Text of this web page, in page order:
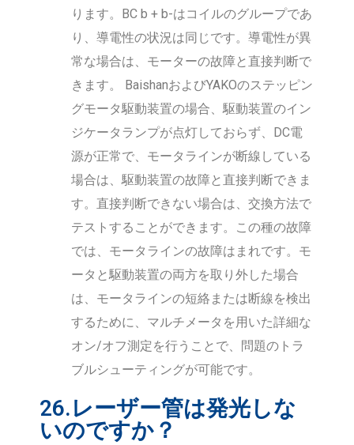
ります。BC b + b-はコイルのグループであ
り、導電性の状況は同じです。導電性が異
常な場合は、モーターの故障と直接判断で
きます。 BaishanおよびYAKOのステッピン
グモータ駆動装置の場合、駆動装置のイン
ジケータランプが点灯しておらず、DC電
源が正常で、モータラインが断線している
場合は、駆動装置の故障と直接判断できま
す。直接判断できない場合は、交換方法で
テストすることができます。この種の故障
では、モータラインの故障はまれです。モ
ータと駆動装置の両方を取り外した場合
は、モータラインの短絡または断線を検出
するために、マルチメータを用いた詳細な
オン/オフ測定を行うことで、問題のトラ
ブルシューティングが可能です。
26.レーザー管は発光しな
いのですか？